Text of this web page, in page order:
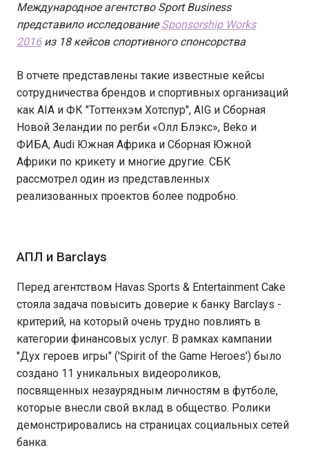
Международное агентство Sport Business
представило исследованиеSponsorship Works
2016 из 18 кейсов спортивного спонсорства
В отчете представлены такие известные кейсы
сотрудничества брендов и спортивных организаций
как AIA и ФК "Тоттенхэм Хотспур", AIG и Сборная
Новой Зеландии по регби «Олл Блэкс», Beko и
ФИБА, Audi Южная Африка и Сборная Южной
Африки по крикету и многие другие. СБК
рассмотрел один из представленных
реализованных проектов более подробно.
АПЛ и Barclays
Перед агентством Havas Sports & Entertainment Cake
стояла задача повысить доверие к банку Barclays -
критерий, на который очень трудно повлиять в
категории финансовых услуг. В рамках кампании
"Дух героев игры" ('Spirit of the Game Heroes') было
создано 11 уникальных видеороликов,
посвященных незаурядным личностям в футболе,
которые внесли свой вклад в общество. Ролики
демонстрировались на страницах социальных сетей
банка.